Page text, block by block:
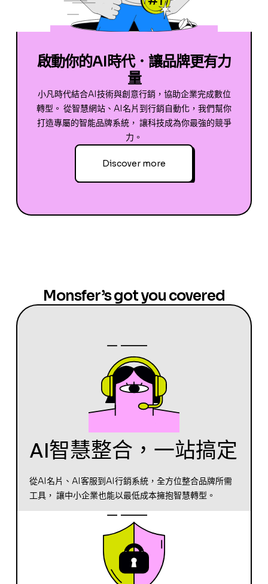
啟動你的AI時代．讓品牌更有力
量
小凡時代結合AI技術與創意行銷，協助企業完成數位
轉型。 從智慧網站、AI名片到行銷自動化，我們幫你
打造專屬的智能品牌系統， 讓科技成為你最強的競爭
力。
Discover more
Monsfer’s got you covered
AI智慧整合，一站搞定
從AI名片、AI客服到AI行銷系統，全方位整合品牌所需
工具， 讓中小企業也能以最低成本擁抱智慧轉型。